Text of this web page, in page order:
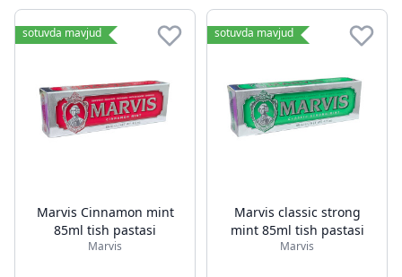
sotuvda mavjud
Marvis Cinnamon mint
85ml tish pastasi
Marvis
sotuvda mavjud
Marvis classic strong
mint 85ml tish pastasi
Marvis